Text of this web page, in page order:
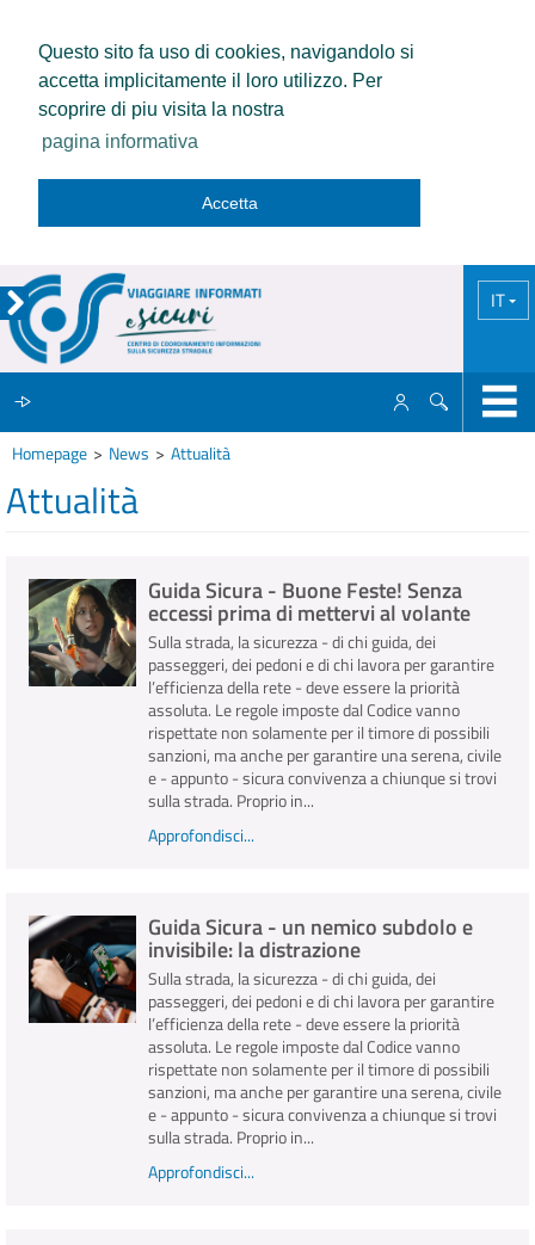
Questo sito fa uso di cookies, navigandolo si
accetta implicitamente il loro utilizzo. Per
scoprire di piu visita la nostra
pagina informativa
Accetta
IT
IL CCISS
INFO E MEDIA
IN VIAGGIO
Homepage News Attualità
Attualità
Guida Sicura - Buone Feste! Senza
eccessi prima di mettervi al volante
Sulla strada, la sicurezza - di chi guida, dei
passeggeri, dei pedoni e di chi lavora per garantire
l’efficienza della rete - deve essere la priorità
assoluta. Le regole imposte dal Codice vanno
rispettate non solamente per il timore di possibili
sanzioni, ma anche per garantire una serena, civile
e - appunto - sicura convivenza a chiunque si trovi
sulla strada. Proprio in...
Approfondisci...
Guida Sicura - un nemico subdolo e
invisibile: la distrazione
Sulla strada, la sicurezza - di chi guida, dei
passeggeri, dei pedoni e di chi lavora per garantire
l’efficienza della rete - deve essere la priorità
assoluta. Le regole imposte dal Codice vanno
rispettate non solamente per il timore di possibili
sanzioni, ma anche per garantire una serena, civile
e - appunto - sicura convivenza a chiunque si trovi
sulla strada. Proprio in...
Approfondisci...